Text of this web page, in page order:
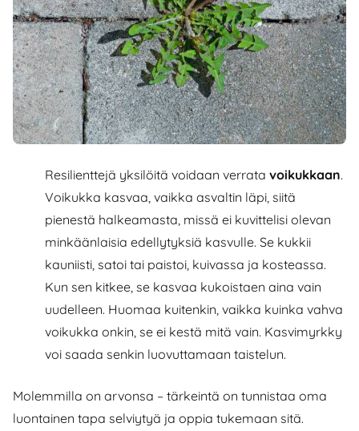
Resilienttejä yksilöitä voidaan verrata voikukkaan.
Voikukka kasvaa, vaikka asvaltin läpi, siitä
pienestä halkeamasta, missä ei kuvittelisi olevan
minkäänlaisia edellytyksiä kasvulle. Se kukkii
kauniisti, satoi tai paistoi, kuivassa ja kosteassa.
Kun sen kitkee, se kasvaa kukoistaen aina vain
uudelleen. Huomaa kuitenkin, vaikka kuinka vahva
voikukka onkin, se ei kestä mitä vain. Kasvimyrkky
voi saada senkin luovuttamaan taistelun.
Molemmilla on arvonsa – tärkeintä on tunnistaa oma
luontainen tapa selviytyä ja oppia tukemaan sitä.